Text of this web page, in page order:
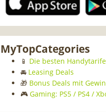
MyTopCategories
📱 Die besten Handytarife
🚘 Leasing Deals
🎁 Bonus Deals mit
🎮 Gaming: PS5 / PS4 /